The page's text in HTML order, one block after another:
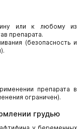
или к любому из
препарата.
(безопасность и
препарата в
ограничен).
грудью